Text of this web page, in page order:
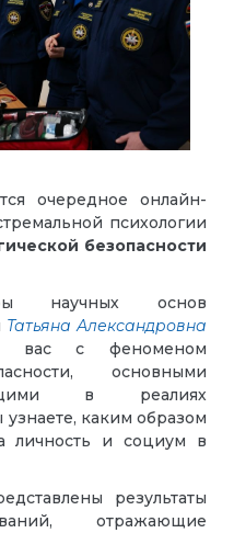
очередное онлайн-
психологии
безопасности
научных основ
Татьяна Александровна
вас с феноменом
основными
в реалиях
каким образом
личность и социум в
результаты
отражающие